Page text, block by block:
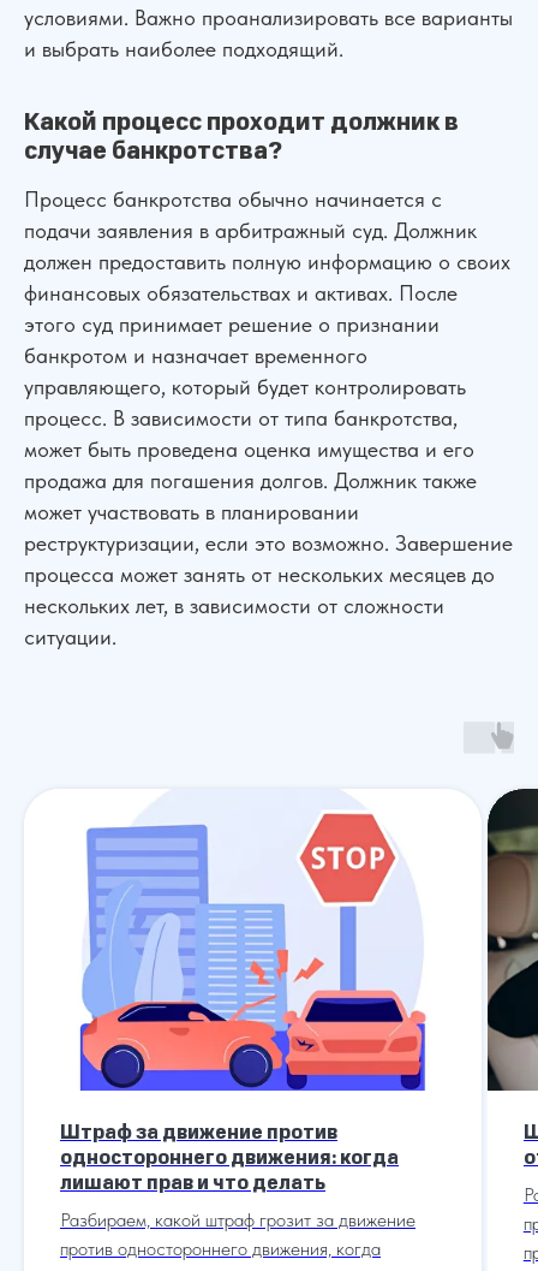
условиями. Важно проанализировать все варианты
и выбрать наиболее подходящий.
Какой процесс проходит должник в
случае банкротства?
Процесс банкротства обычно начинается с
подачи заявления в арбитражный суд. Должник
должен предоставить полную информацию о своих
финансовых обязательствах и активах. После
этого суд принимает решение о признании
банкротом и назначает временного
управляющего, который будет контролировать
процесс. В зависимости от типа банкротства,
может быть проведена оценка имущества и его
продажа для погашения долгов. Должник также
может участвовать в планировании
реструктуризации, если это возможно. Завершение
процесса может занять от нескольких месяцев до
нескольких лет, в зависимости от сложности
ситуации.
Штраф за движение против
одностороннего движения: когда
лишают прав и что делать
Разбираем, какой штраф грозит за движение
против одностороннего движения, когда